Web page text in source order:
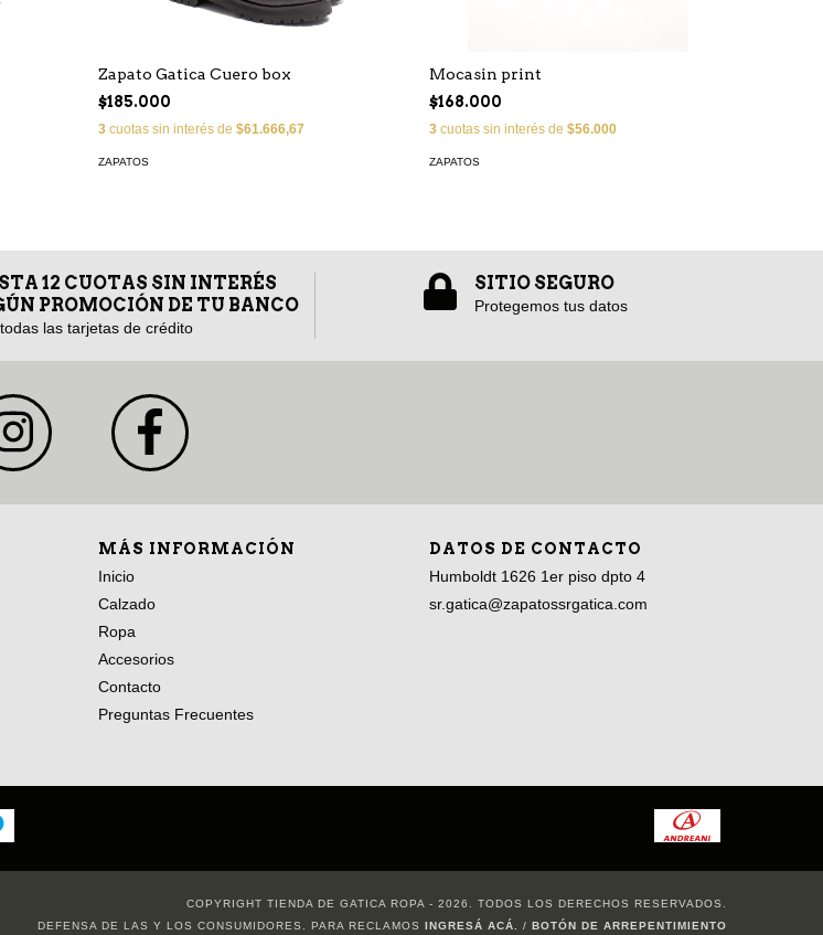
Zapato Gatica Cuero box
$185.000
3 cuotas sin interés de $61.666,67
ZAPATOS
Mocasin print
$168.000
3 cuotas sin interés de $56.000
ZAPATOS
12 CUOTAS SIN INTERÉS
PROMOCIÓN DE TU BANCO
las tarjetas de crédito
SITIO SEGURO
Protegemos tus datos
MÁS INFORMACIÓN
Inicio
Calzado
Ropa
Accesorios
Contacto
Preguntas Frecuentes
DATOS DE CONTACTO
Humboldt 1626 1er piso dpto 4
sr.gatica@zapatossrgatica.com
COPYRIGHT TIENDA DE GATICA ROPA - 2026. TODOS LOS DERECHOS RESERVADOS.
DEFENSA DE LAS Y LOS CONSUMIDORES. PARA RECLAMOS INGRESÁ ACÁ. / BOTÓN DE ARREPENTIMIENTO